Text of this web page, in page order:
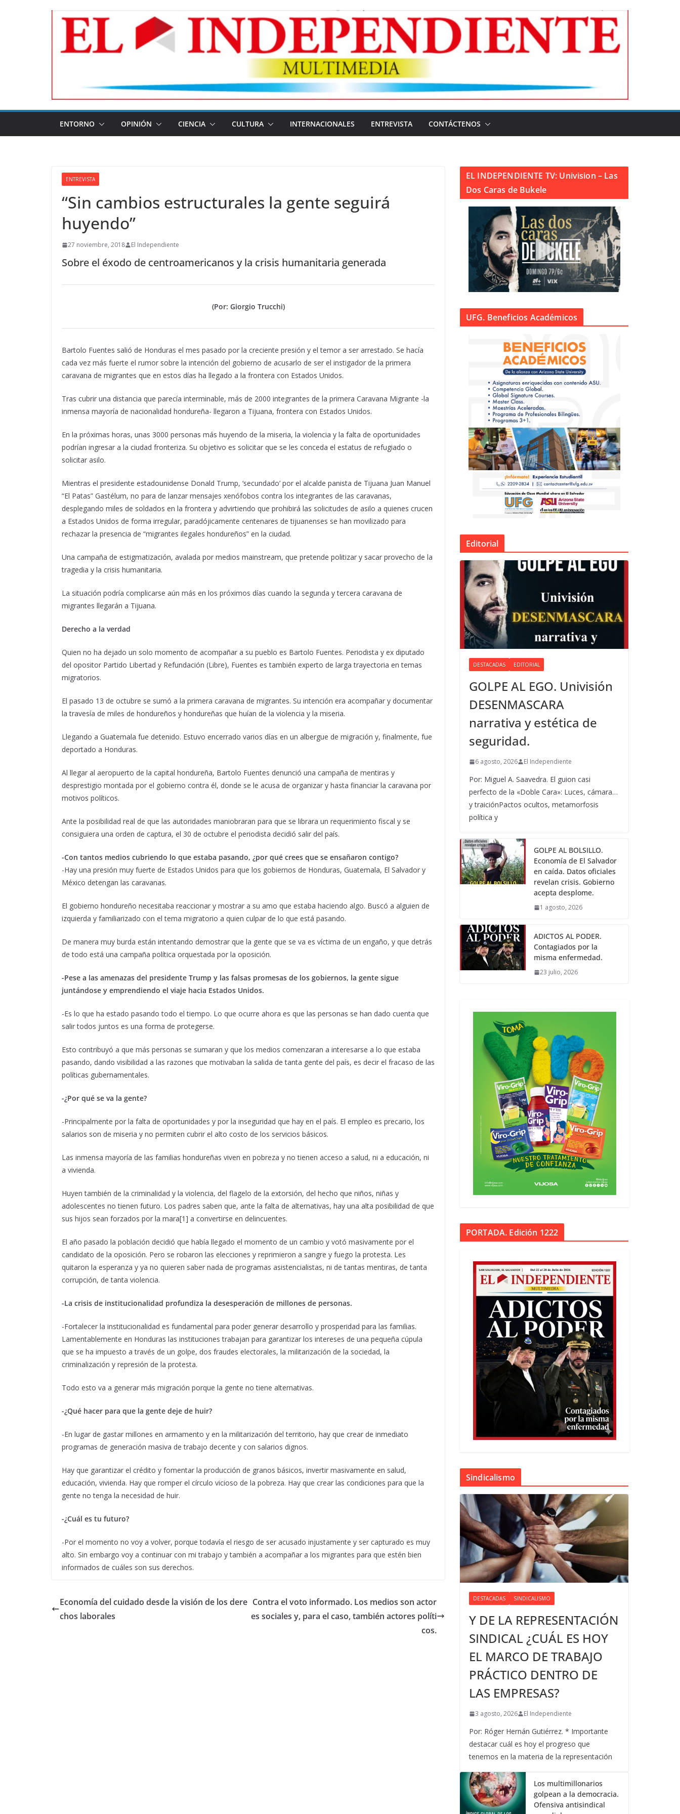
ENTORNO OPINIÓN CIENCIA CULTURA INTERNACIONALES ENTREVISTA CONTÁCTENOS
ENTREVISTA
“Sin cambios estructurales la gente seguirá
huyendo”
27 noviembre, 2018 El Independiente
Sobre el éxodo de centroamericanos y la crisis humanitaria generada
(Por: Giorgio Trucchi)
Bartolo Fuentes salió de Honduras el mes pasado por la creciente presión y el temor a ser arrestado. Se hacía
cada vez más fuerte el rumor sobre la intención del gobierno de acusarlo de ser el instigador de la primera
caravana de migrantes que en estos días ha llegado a la frontera con Estados Unidos.
Tras cubrir una distancia que parecía interminable, más de 2000 integrantes de la primera Caravana Migrante -la
inmensa mayoría de nacionalidad hondureña- llegaron a Tijuana, frontera con Estados Unidos.
En la próximas horas, unas 3000 personas más huyendo de la miseria, la violencia y la falta de oportunidades
podrían ingresar a la ciudad fronteriza. Su objetivo es solicitar que se les conceda el estatus de refugiado o
solicitar asilo.
Mientras el presidente estadounidense Donald Trump, ‘secundado’ por el alcalde panista de Tijuana Juan Manuel
“El Patas” Gastélum, no para de lanzar mensajes xenófobos contra los integrantes de las caravanas,
desplegando miles de soldados en la frontera y advirtiendo que prohibirá las solicitudes de asilo a quienes crucen
a Estados Unidos de forma irregular, paradójicamente centenares de tijuanenses se han movilizado para
rechazar la presencia de “migrantes ilegales hondureños” en la ciudad.
Una campaña de estigmatización, avalada por medios mainstream, que pretende politizar y sacar provecho de la
tragedia y la crisis humanitaria.
La situación podría complicarse aún más en los próximos días cuando la segunda y tercera caravana de
migrantes llegarán a Tijuana.
Derecho a la verdad
Quien no ha dejado un solo momento de acompañar a su pueblo es Bartolo Fuentes. Periodista y ex diputado
del opositor Partido Libertad y Refundación (Libre), Fuentes es también experto de larga trayectoria en temas
migratorios.
El pasado 13 de octubre se sumó a la primera caravana de migrantes. Su intención era acompañar y documentar
la travesía de miles de hondureños y hondureñas que huían de la violencia y la miseria.
Llegando a Guatemala fue detenido. Estuvo encerrado varios días en un albergue de migración y, finalmente, fue
deportado a Honduras.
Al llegar al aeropuerto de la capital hondureña, Bartolo Fuentes denunció una campaña de mentiras y
desprestigio montada por el gobierno contra él, donde se le acusa de organizar y hasta financiar la caravana por
motivos políticos.
Ante la posibilidad real de que las autoridades maniobraran para que se librara un requerimiento fiscal y se
consiguiera una orden de captura, el 30 de octubre el periodista decidió salir del país.
-Con tantos medios cubriendo lo que estaba pasando, ¿por qué crees que se ensañaron contigo?
-Hay una presión muy fuerte de Estados Unidos para que los gobiernos de Honduras, Guatemala, El Salvador y
México detengan las caravanas.
El gobierno hondureño necesitaba reaccionar y mostrar a su amo que estaba haciendo algo. Buscó a alguien de
izquierda y familiarizado con el tema migratorio a quien culpar de lo que está pasando.
De manera muy burda están intentando demostrar que la gente que se va es víctima de un engaño, y que detrás
de todo está una campaña política orquestada por la oposición.
-Pese a las amenazas del presidente Trump y las falsas promesas de los gobiernos, la gente sigue
juntándose y emprendiendo el viaje hacia Estados Unidos.
-Es lo que ha estado pasando todo el tiempo. Lo que ocurre ahora es que las personas se han dado cuenta que
salir todos juntos es una forma de protegerse.
Esto contribuyó a que más personas se sumaran y que los medios comenzaran a interesarse a lo que estaba
pasando, dando visibilidad a las razones que motivaban la salida de tanta gente del país, es decir el fracaso de las
políticas gubernamentales.
-¿Por qué se va la gente?
-Principalmente por la falta de oportunidades y por la inseguridad que hay en el país. El empleo es precario, los
salarios son de miseria y no permiten cubrir el alto costo de los servicios básicos.
Las inmensa mayoría de las familias hondureñas viven en pobreza y no tienen acceso a salud, ni a educación, ni
a vivienda.
Huyen también de la criminalidad y la violencia, del flagelo de la extorsión, del hecho que niños, niñas y
adolescentes no tienen futuro. Los padres saben que, ante la falta de alternativas, hay una alta posibilidad de que
sus hijos sean forzados por la mara[1] a convertirse en delincuentes.
El año pasado la población decidió que había llegado el momento de un cambio y votó masivamente por el
candidato de la oposición. Pero se robaron las elecciones y reprimieron a sangre y fuego la protesta. Les
quitaron la esperanza y ya no quieren saber nada de programas asistencialistas, ni de tantas mentiras, de tanta
corrupción, de tanta violencia.
-La crisis de institucionalidad profundiza la desesperación de millones de personas.
-Fortalecer la institucionalidad es fundamental para poder generar desarrollo y prosperidad para las familias.
Lamentablemente en Honduras las instituciones trabajan para garantizar los intereses de una pequeña cúpula
que se ha impuesto a través de un golpe, dos fraudes electorales, la militarización de la sociedad, la
criminalización y represión de la protesta.
Todo esto va a generar más migración porque la gente no tiene alternativas.
-¿Qué hacer para que la gente deje de huir?
-En lugar de gastar millones en armamento y en la militarización del territorio, hay que crear de inmediato
programas de generación masiva de trabajo decente y con salarios dignos.
Hay que garantizar el crédito y fomentar la producción de granos básicos, invertir masivamente en salud,
educación, vivienda. Hay que romper el círculo vicioso de la pobreza. Hay que crear las condiciones para que la
gente no tenga la necesidad de huir.
-¿Cuál es tu futuro?
-Por el momento no voy a volver, porque todavía el riesgo de ser acusado injustamente y ser capturado es muy
alto. Sin embargo voy a continuar con mi trabajo y también a acompañar a los migrantes para que estén bien
informados de cuáles son sus derechos.
Economía del cuidado desde la visión de los dere
chos laborales
Contra el voto informado. Los medios son actor
es sociales y, para el caso, también actores políti
cos.
EL INDEPENDIENTE TV: Univision – Las
Dos Caras de Bukele
UFG. Beneficios Académicos
Editorial
DESTACADAS EDITORIAL
GOLPE AL EGO. Univisión
DESENMASCARA
narrativa y estética de
seguridad.
6 agosto, 2026 El Independiente
Por: Miguel A. Saavedra. El guion casi
perfecto de la «Doble Cara»: Luces, cámara…
y traiciónPactos ocultos, metamorfosis
política y
GOLPE AL BOLSILLO.
Economía de El Salvador
en caída. Datos oficiales
revelan crisis. Gobierno
acepta desplome.
1 agosto, 2026
ADICTOS AL PODER.
Contagiados por la
misma enfermedad.
23 julio, 2026
PORTADA. Edición 1222
Sindicalismo
DESTACADAS SINDICALISMO
Y DE LA REPRESENTACIÓN
SINDICAL ¿CUÁL ES HOY
EL MARCO DE TRABAJO
PRÁCTICO DENTRO DE
LAS EMPRESAS?
3 agosto, 2026 El Independiente
Por: Róger Hernán Gutiérrez. * Importante
destacar cuál es hoy el progreso que
tenemos en la materia de la representación
Los multimillonarios
golpean a la democracia.
Ofensiva antisindical